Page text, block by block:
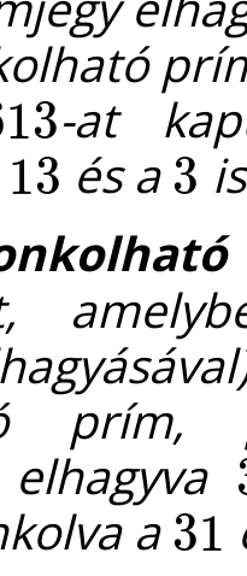
-at
13
13 és a3
3
a31
31